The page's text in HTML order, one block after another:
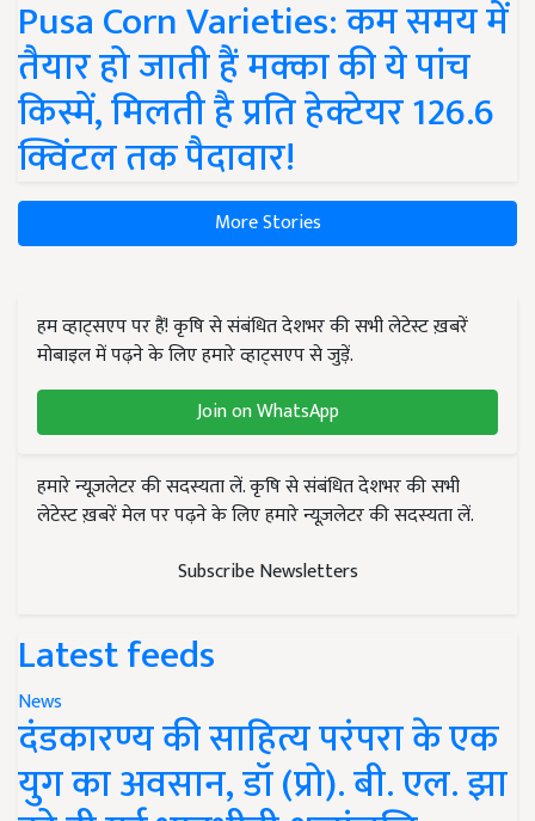
Pusa Corn Varieties: कम समय में
तैयार हो जाती हैं मक्का की ये पांच
किस्में, मिलती है प्रति हेक्टेयर 126.6
क्विंटल तक पैदावार!
More Stories
हम व्हाट्सएप पर हैं! कृषि से संबंधित देशभर की सभी लेटेस्ट ख़बरें
मोबाइल में पढ़ने के लिए हमारे व्हाट्सएप से जुड़ें.
Join on WhatsApp
हमारे न्यूज़लेटर की सदस्यता लें. कृषि से संबंधित देशभर की सभी
लेटेस्ट ख़बरें मेल पर पढ़ने के लिए हमारे न्यूज़लेटर की सदस्यता लें.
Subscribe Newsletters
Latest feeds
News
दंडकारण्य की साहित्य परंपरा के एक
युग का अवसान, डॉ (प्रो). बी. एल. झा